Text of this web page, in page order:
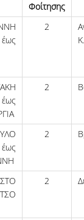
ΤΟΥ
ΚΑΘΗΓΗΤΕΣ
ΠΡΟΣΩΠΙΚΟ
Φοίτησης
2
Κ.
2
2
2